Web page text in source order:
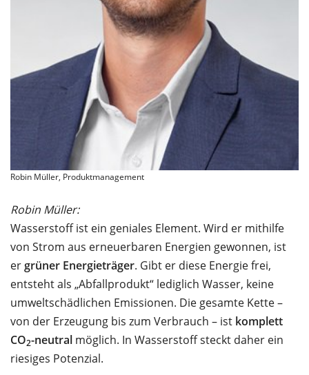
Robin Müller, Produktmanagement
Robin Müller:
Wasserstoff ist ein geniales Element. Wird er mithilfe
von Strom aus erneuerbaren Energien gewonnen, ist
ergrüner Energieträger. Gibt er diese Energie frei,
entsteht als „Abfallprodukt“ lediglich Wasser, keine
umweltschädlichen Emissionen. Die gesamte Kette –
von der Erzeugung bis zum Verbrauch – ist komplett
CO2-neutral möglich. In Wasserstoff steckt daher ein
riesiges Potenzial.